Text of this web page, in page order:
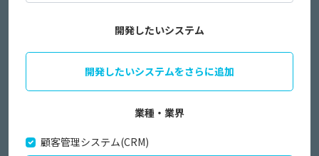
開発したいシステム
開発したいシステムをさらに追加
業種・業界
顧客管理システム(CRM)